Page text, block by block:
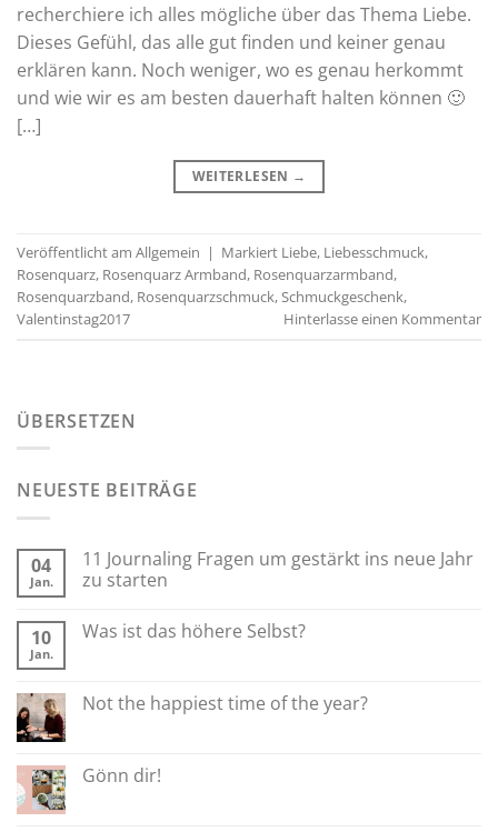
recherchiere ich alles mögliche über das Thema Liebe.
Dieses Gefühl, das alle gut finden und keiner genau
erklären kann. Noch weniger, wo es genau herkommt
und wie wir es am besten dauerhaft halten können 🙂
[…]
WEITERLESEN →
Veröffentlicht am Allgemein | Markiert Liebe, Liebesschmuck,
Rosenquarz, Rosenquarz Armband, Rosenquarzarmband,
Rosenquarzband, Rosenquarzschmuck,Schmuckgeschenk,
Valentinstag2017
Hinterlasse einen Kommentar
ÜBERSETZEN
NEUESTE BEITRÄGE
04
Jan.
11 Journaling Fragen um gestärkt ins neue Jahr
zu starten
10
Jan.
Was ist das höhere Selbst?
Not the happiest time of the year?
Gönn dir!